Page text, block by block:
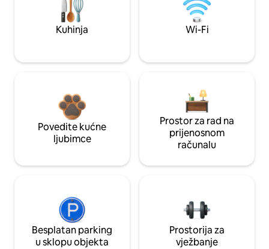
Kuhinja Wi-Fi
Povedite kućne
ljubimce
Prostor za rad na
prijenosnom
računalu
Besplatan parking
u sklopu objekta
Prostorija za
vježbanje